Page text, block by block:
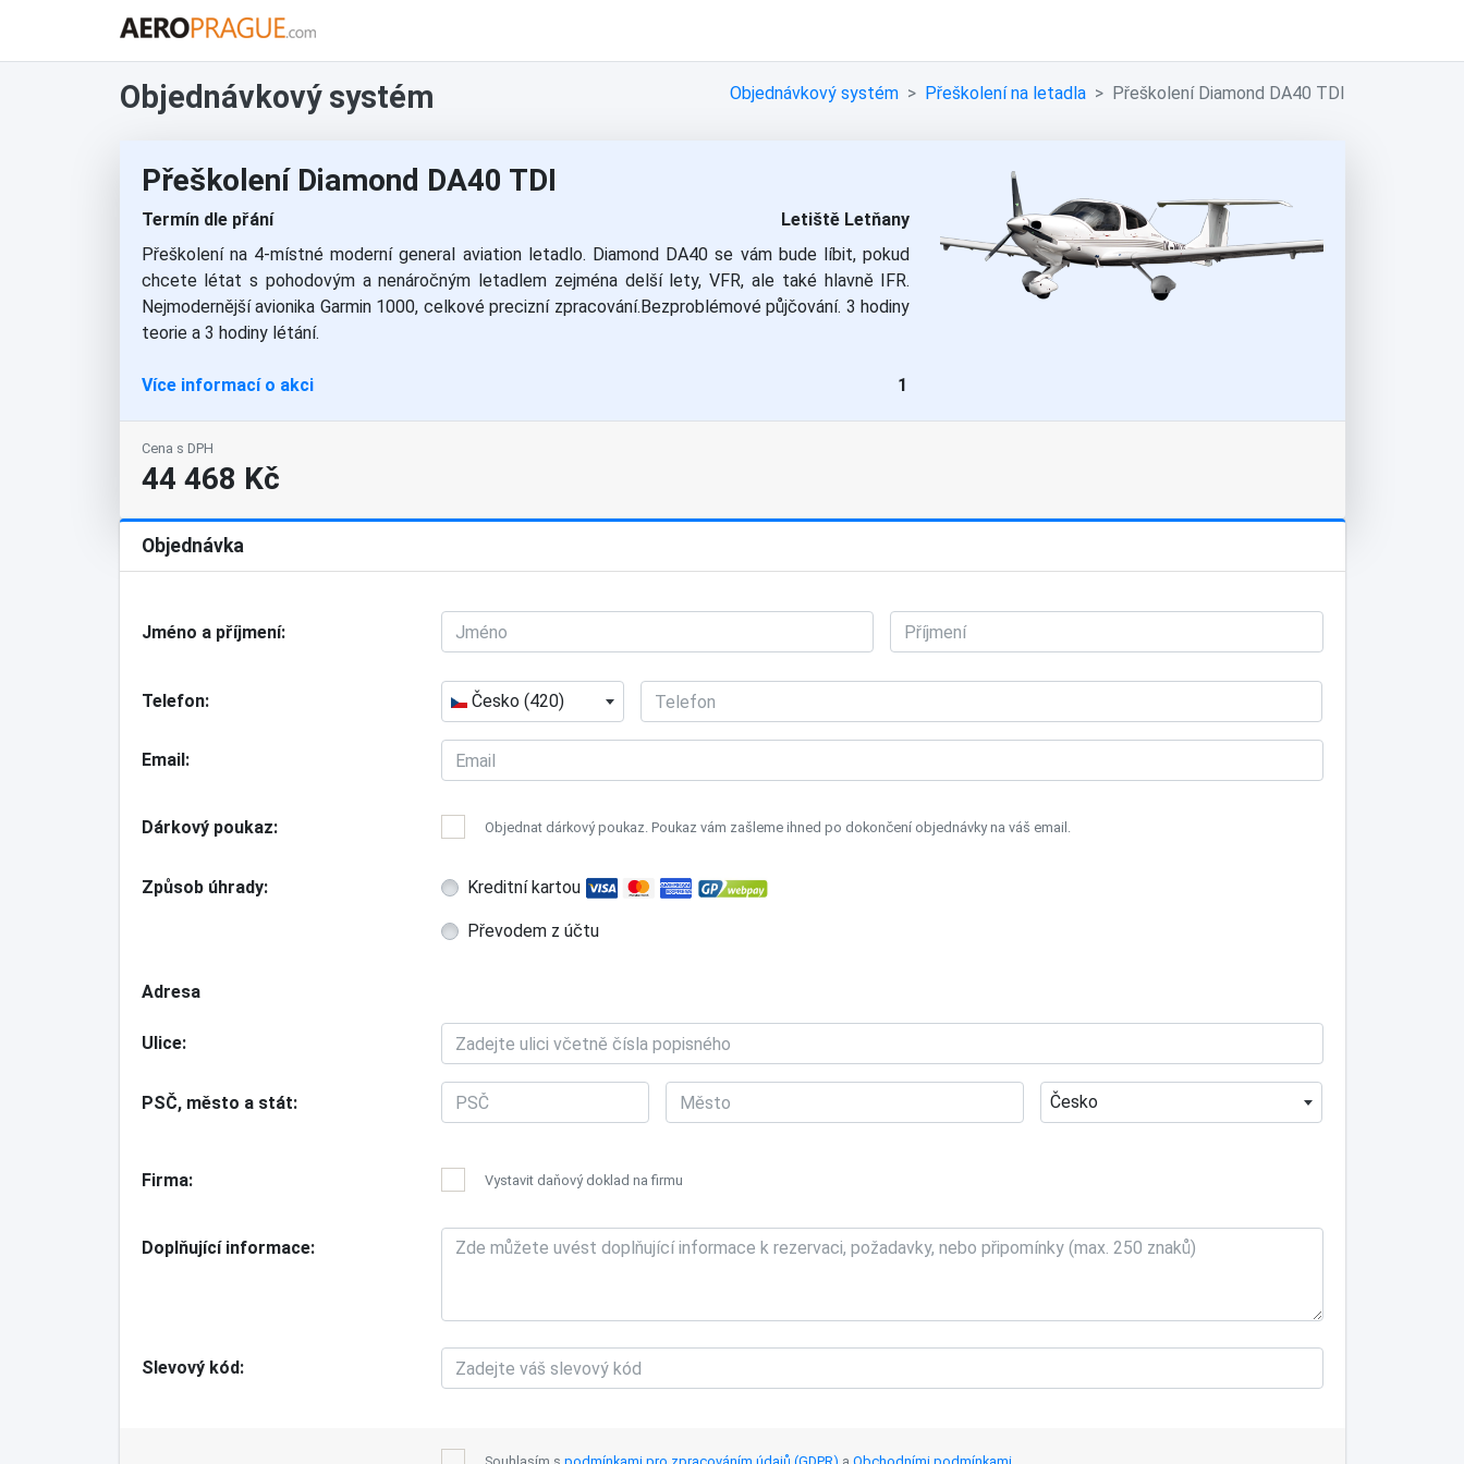
Objednávkový systém Objednávkový systém Přeškolení na letadla Přeškolení Diamond DA40 TDI
Přeškolení Diamond DA40 TDI
Termín dle přání
Letiště Letňany
Přeškolení na 4-místné moderní general aviation letadlo. Diamond DA40 se vám bude líbit, pokud
chcete létat s pohodovým a nenáročným letadlem zejména delší lety, VFR, ale také hlavně IFR.
Nejmodernější avionika Garmin 1000, celkové precizní zpracování.Bezproblémové půjčování. 3 hodiny
teorie a 3 hodiny létání.
Více informací o akci 1
Cena s DPH
44 468 Kč
Objednávka
Jméno a příjmení
Telefon Česko (420)
Email
Dárkový poukaz Objednat dárkový poukaz. Poukaz vám zašleme ihned po dokončení objednávky na váš email.
Způsob úhrady Kreditní kartou
Převodem z účtu
Adresa
Ulice
PSČ, město a stát Česko
Firma Vystavit daňový doklad na firmu
Doplňující informace
Slevový kód